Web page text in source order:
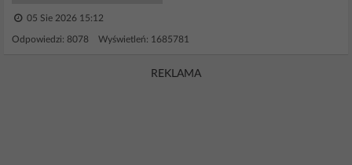
05 Sie 2026 15:12
Odpowiedzi: 8078 Wyświetleń: 1685781
REKLAMA